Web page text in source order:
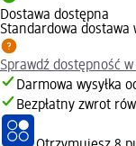
Dostawa dostępna
Standardowa dostawa
Sprawdź dostępność
Darmowa wysyłka
Bezpłatny zwrot